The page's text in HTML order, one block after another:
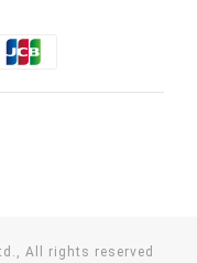
All rights reserved